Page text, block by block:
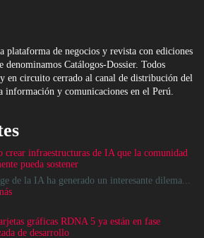
plataforma de negocios y revista con ediciones
denominamos Catálogos-Dossier. Todos
en circuito cerrado al canal de distribución del
información y comunicaciones en el Perú.
crear infraestructuras de IA que la comunidad
pueda sostener
de la IA ha generado un interesante dilema...
:
infraestructuras
gráficas RDNA 5 ya están en fase
de desarrollo